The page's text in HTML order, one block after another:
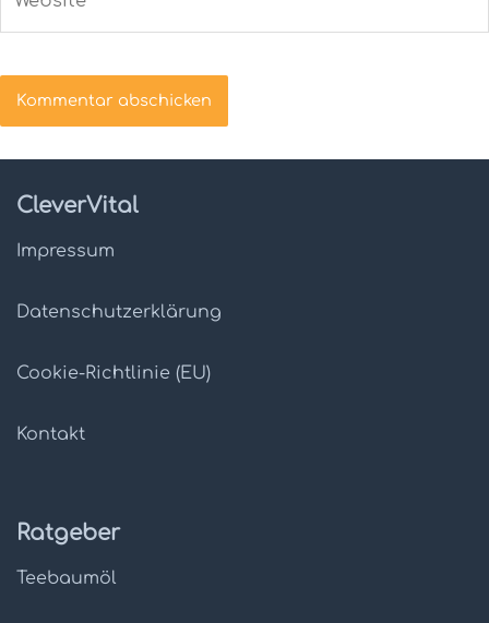
CleverVital
Impressum
Datenschutz­erklärung
Cookie-Richtlinie (EU)
Kontakt
Ratgeber
Teebaumöl